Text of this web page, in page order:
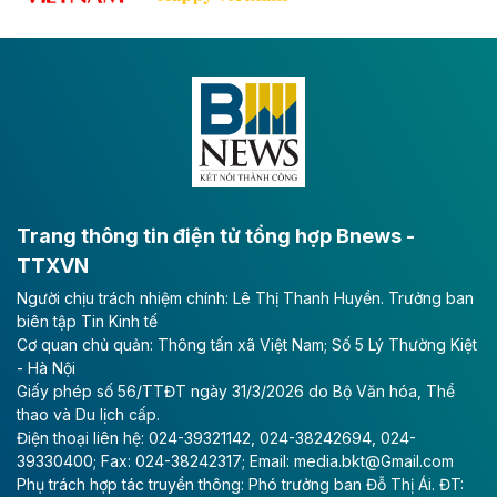
tốc CT.11 qua Ninh Bình
Đông A dài khoảng 25,1 km được kỳ vọng sẽ tạo động
lực phát triển kinh tế - xã hội khu vực phía Nam đồng
Long Thành
Tổng công ty Cảng hàng không Việt Nam - CTCP
(ACV) vừa lập kỷ lục mới về lợi nhuận trong quý
II/2026.
Theo baodautu.vn
Vinaconex lập đỉnh doanh thu
Tổng CTCP Xuất nhập khẩu và Xây dựng Việt Nam
(Vinaconex) đã khép lại nửa đầu năm với doanh thu
thuần gần 7.268 tỷ đồng, tăng 4% so với cùng kỳ và
Trang thông tin điện tử tổng hợp Bnews -
TTXVN
Người chịu trách nhiệm chính: Lê Thị Thanh Huyền. Trưởng ban
biên tập Tin Kinh tế
Cơ quan chủ quản: Thông tấn xã Việt Nam; Số 5 Lý Thường Kiệt
- Hà Nội
Giấy phép số 56/TTĐT ngày 31/3/2026 do Bộ Văn hóa, Thể
thao và Du lịch cấp.
Điện thoại liên hệ: 024-39321142, 024-38242694, 024-
39330400; Fax: 024-38242317; Email: media.bkt@Gmail.com
Phụ trách hợp tác truyền thông: Phó trưởng ban Đỗ Thị Ái. ĐT: